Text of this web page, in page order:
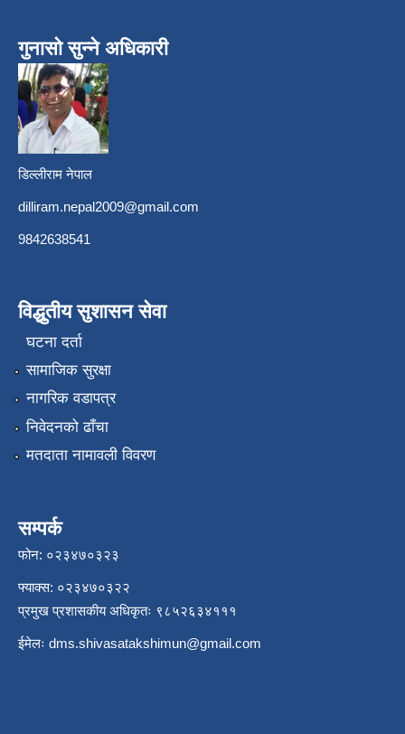
गुनासो सुन्ने अधिकारी
डिल्लीराम नेपाल
dilliram.nepal2009@gmail.com
9842638541
विद्धुतीय सुशासन सेवा
घटना दर्ता
सामाजिक सुरक्षा
नागरिक वडापत्र
निवेदनको ढाँचा
मतदाता नामावली विवरण
सम्पर्क
फोन: ०२३४७०३२३
फ्याक्स: ०२३४७०३२२
प्रमुख प्रशासकीय अधिकृतः ९८५२६३४१११
ईमेलः dms.shivasatakshimun@gmail.com